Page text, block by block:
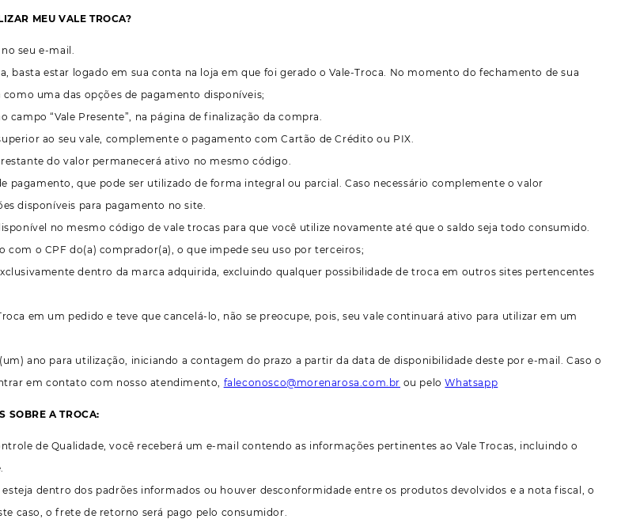
MEU VALE TROCA?
seu e-mail.
basta estar logado em sua conta na loja em que foi gerado o Vale-Troca. No momento do fechamento de sua
uma das opções de pagamento disponíveis;
campo “Vale Presente”, na página de finalização da compra.
ao seu vale, complemente o pagamento com Cartão de Crédito ou PIX.
do valor permanecerá ativo no mesmo código.
pagamento, que pode ser utilizado de forma integral ou parcial. Caso necessário complemente o valor
disponíveis para pagamento no site.
no mesmo código de vale trocas para que você utilize novamente até que o saldo seja todo consumido.
com o CPF do(a) comprador(a), o que impede seu uso por terceiros;
dentro da marca adquirida, excluindo qualquer possibilidade de troca em outros sites pertencentes
em um pedido e teve que cancelá-lo, não se preocupe, pois, seu vale continuará ativo para utilizar em um
(um) ano para utilização, iniciando a contagem do prazo a partir da data de disponibilidade deste por e-mail. Caso o
em contato com nosso atendimento, faleconosco@morenarosa.com.br ou peloWhatsapp
SOBRE A TROCA:
de Qualidade, você receberá um e-mail contendo as informações pertinentes ao Vale Trocas, incluindo o
esteja dentro dos padrões informados ou houver desconformidade entre os produtos devolvidos e a nota fiscal, o
caso, o frete de retorno será pago pelo consumidor.